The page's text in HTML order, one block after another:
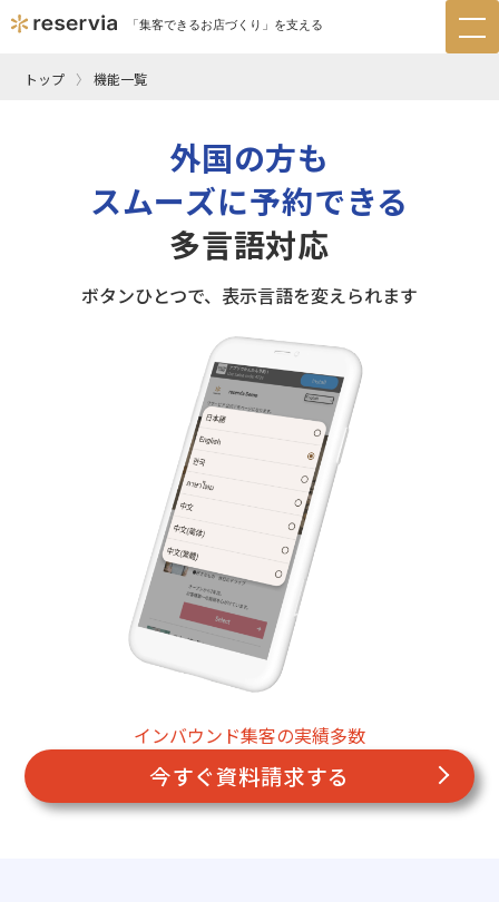
「集客できるお店づくり」を支える
トップ 機能一覧
外国の方も
スムーズに予約できる
多言語対応
ボタンひとつで、表示言語を変えられます
インバウンド集客の実績多数
今すぐ資料請求する